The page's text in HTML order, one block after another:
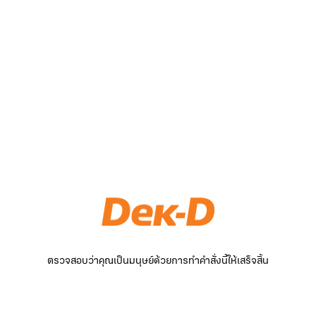
ตรวจสอบว่าคุณเป็นมนุษย์ด้วยการทำคำสั่งนี้ให้เสร็จสิ้น